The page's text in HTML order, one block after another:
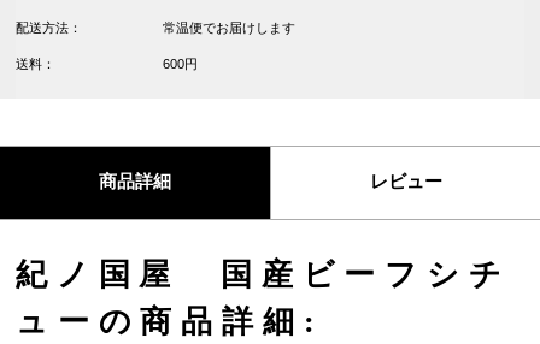
配送方法： 常温便でお届けします
送料： 600円
商品詳細 レビュー
紀ノ国屋 国産ビーフシチ
ューの商品詳細: